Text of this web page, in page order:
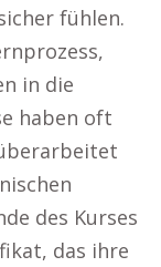
fühlen.
in die
haben oft
des Kurses
das ihre